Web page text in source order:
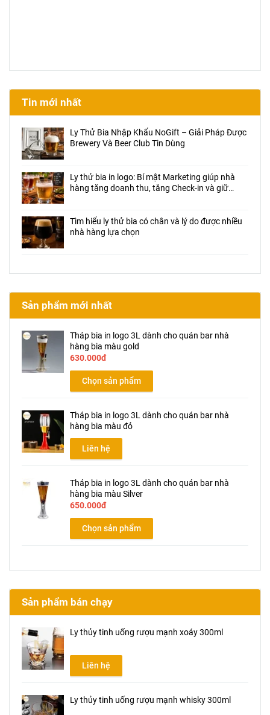
Tin mới nhất
Ly Thử Bia Nhập Khẩu NoGift – Giải Pháp Được
Brewery Và Beer Club Tin Dùng
Ly thử bia in logo: Bí mật Marketing giúp nhà
hàng tăng doanh thu, tăng Check-in và giữ
Tìm hiểu ly thử bia có chân và lý do được nhiều
nhà hàng lựa chọn
Sản phẩm mới nhất
Tháp bia in logo 3L dành cho quán bar nhà
hàng bia màu gold
630.000đ
Chọn sản phẩm
Tháp bia in logo 3L dành cho quán bar nhà
hàng bia màu đỏ
Liên hệ
Tháp bia in logo 3L dành cho quán bar nhà
hàng bia màu Silver
650.000đ
Chọn sản phẩm
Sản phẩm bán chạy
Ly thủy tinh uống rượu mạnh xoáy 300ml
Liên hệ
Ly thủy tinh uống rượu mạnh whisky 300ml